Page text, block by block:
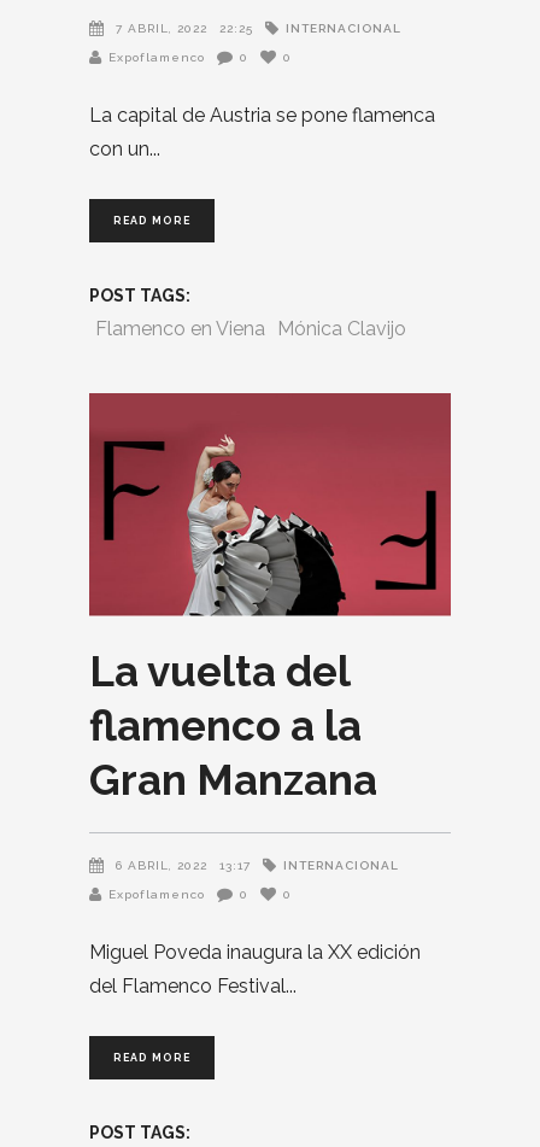
7 ABRIL, 2022 22:25 INTERNACIONAL
Expoflamenco 0 0
La capital de Austria se pone flamenca
con un
READ MORE
POST TAGS:
Flamenco en Viena Mónica Clavijo
La vuelta del
flamenco a la
Gran Manzana
6 ABRIL, 2022 13:17 INTERNACIONAL
Expoflamenco 0 0
Miguel Poveda inaugura la XX edición
del Flamenco Festival
READ MORE
POST TAGS: